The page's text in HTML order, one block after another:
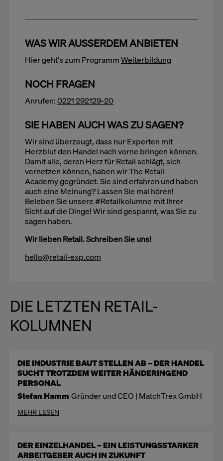
WAS WIR AUSSERDEM ANBIETEN
Hier geht's zum ProgrammWeiterbildung
NOCH FRAGEN
Anrufen:0221 292129-20
SIE HABEN AUCH WAS ZU SAGEN?
Wir sind überzeugt, dass nur Experten mit
Herzblut den Handel nach vorne bringen können.
Damit alle, deren Herz für Retail schlägt, sich
vernetzen können, haben wir The Retail
Academy gegründet. Sie sind erfahren und haben
auch eine Meinung? Lassen Sie mal hören!
Beleben Sie unsere #Retailkolumne mit Ihrer
Sicht auf die Dinge! Wir sind gespannt, was Sie zu
sagen haben.
Wir lieben Retail. Schreiben Sie uns!
hello@retail-exp.com
DIE LETZTEN RETAIL-
KOLUMNEN
DIE INDUSTRIE BAUT STELLEN AB – DER HANDEL
SUCHT TROTZDEM WEITER HÄNDERINGEND
PERSONAL
Stefan Hamm Gründer und CEO | MatchTrex GmbH
MEHR LESEN
DER EINZELHANDEL – EIN LEISTUNGSSTARKER
ARBEITGEBER AUCH IN ZUKUNFT